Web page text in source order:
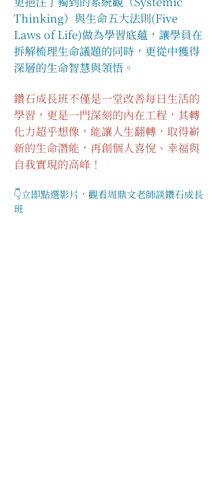
Thinking）與生命五大法則(Five
Laws of Life)做為學習底蘊，讓學員在
拆解梳理生命議題的同時，更從中獲得
深層的生命智慧與領悟。
鑽石成長班不僅是一堂改善每日生活的
學習，更是一門深刻的內在工程，其轉
化力超乎想像，能讓人生翻轉，取得嶄
新的生命潛能，再創個人喜悅、幸福與
自我實現的高峰！
👇立即點選影片，觀看周鼎文老師談鑽石成長
班